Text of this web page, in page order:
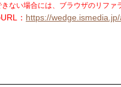
きない場合には、ブラウザのリファ
： https://